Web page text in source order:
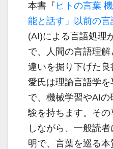
本書『 ヒトの言葉
能と話す」以前の言
(AI)による言語処理
で、人間の言語理
違いを掘り下げた
愛氏は理論言語学
で、機械学習やAI
験を持ちます。そ
しながら、一般読
明で、言葉を巡る